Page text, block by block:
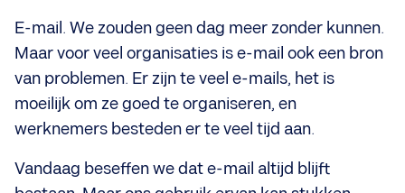
E-mail. We zouden geen dag meer zonder kunnen.
Maar voor veel organisaties is e-mail ook een bron
van problemen. Er zijn te veel e-mails, het is
moeilijk om ze goed te organiseren, en
werknemers besteden er te veel tijd aan.
Vandaag beseffen we dat e-mail altijd blijft